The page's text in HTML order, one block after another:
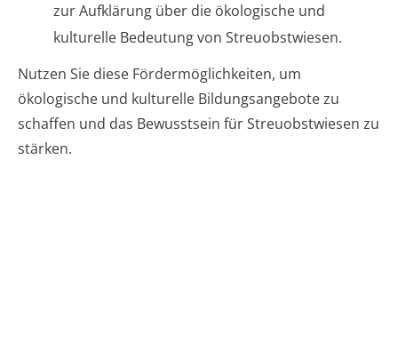
zur Aufklärung über die ökologische und
kulturelle Bedeutung von Streuobstwiesen.
Nutzen Sie diese Fördermöglichkeiten, um
ökologische und kulturelle Bildungsangebote zu
schaffen und das Bewusstsein für Streuobstwiesen zu
stärken.